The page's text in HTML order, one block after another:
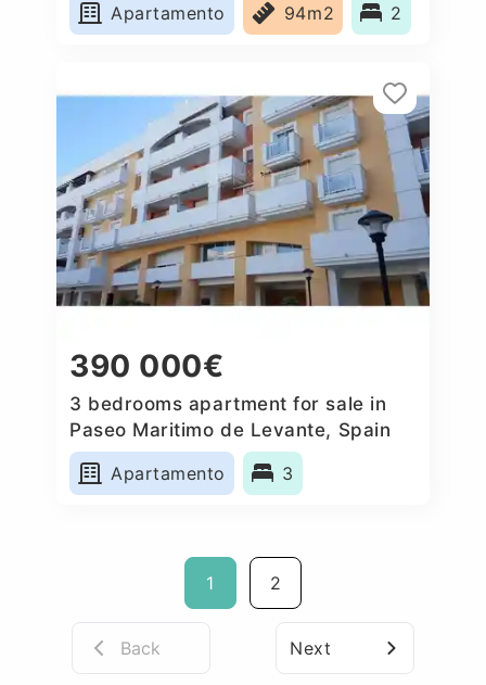
Apartamento
94m2 2
390 000€
3 bedrooms apartment for sale in
Paseo Maritimo de Levante, Spain
Apartamento
3
1 2
Back Next